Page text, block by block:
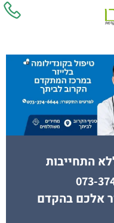
התחייבות
073-
אלכם בהקדם